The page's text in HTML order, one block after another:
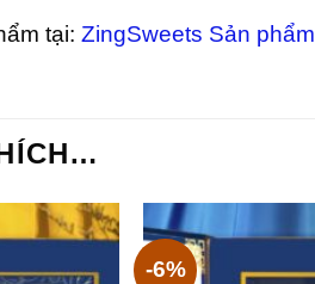
tại: ZingSweets Sản phẩm
-6%